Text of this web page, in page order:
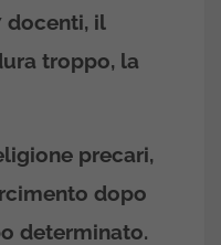
docenti, il
troppo, la
precari,
dopo
determinato.